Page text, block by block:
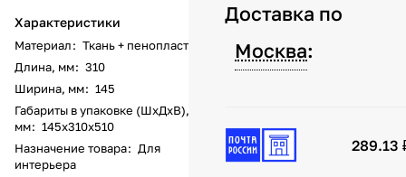
Характеристики
Материал: Ткань + пенопласт
Длина, мм: 310
Ширина, мм: 145
Габариты в упаковке (ШхДхВ),
мм: 145х310х510
Назначение товара: Для
интерьера
Доставка по
Москва:
289.13